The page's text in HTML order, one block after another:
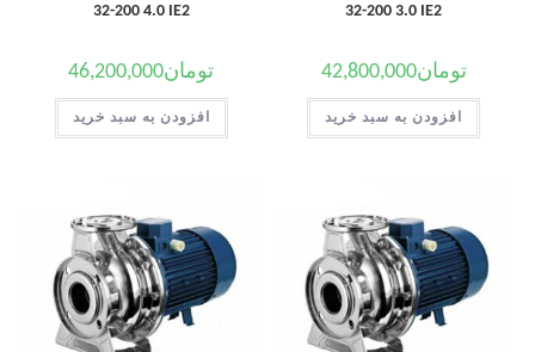
32-200 3.0 IE2
تومان42,800,000
افزودن به سبد خرید
32-200 4.0 IE2
تومان46,200,000
افزودن به سبد خرید